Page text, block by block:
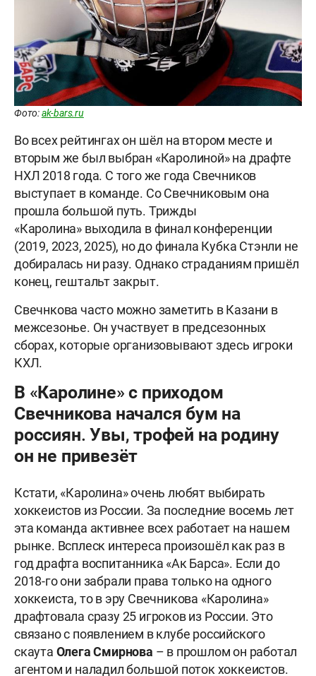
Фото:ak-bars.ru
Во всех рейтингах он шёл на втором месте и
вторым же был выбран «Каролиной» на драфте
НХЛ 2018 года. С того же года Свечников
выступает в команде. Со Свечниковым она
прошла большой путь. Трижды
«Каролина» выходила в финал конференции
(2019, 2023, 2025), но до финала Кубка Стэнли не
добиралась ни разу. Однако страданиям пришёл
конец, гештальт закрыт.
Свечнкова часто можно заметить в Казани в
межсезонье. Он участвует в предсезонных
сборах, которые организовывают здесь игроки
КХЛ.
В «Каролине» с приходом
Свечникова начался бум на
россиян. Увы, трофей на родину
он не привезёт
Кстати, «Каролина» очень любят выбирать
хоккеистов из России. За последние восемь лет
эта команда активнее всех работает на нашем
рынке. Всплеск интереса произошёл как раз в
год драфта воспитанника «Ак Барса». Если до
2018-го они забрали права только на одного
хоккеиста, то в эру Свечникова «Каролина»
драфтовала сразу 25 игроков из России. Это
связано с появлением в клубе российского
скаута Олега Смирнова – в прошлом он работал
агентом и наладил большой поток хоккеистов.